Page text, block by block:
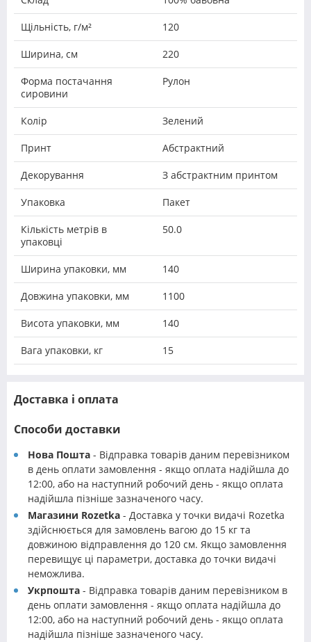
Щільність, г/м² 120
Ширина, см 220
Форма постачання
сировини
Рулон
Колір Зелений
Принт Абстрактний
Декорування З абстрактним принтом
Упаковка Пакет
Кількість метрів в
упаковці
50.0
Ширина упаковки, мм 140
Довжина упаковки, мм 1100
Висота упаковки, мм 140
Вага упаковки, кг 15
Доставка і оплата
Способи доставки
Нова Пошта - Відправка товарів даним перевізником
в день оплати замовлення - якщо оплата надійшла до
12:00, або на наступний робочий день - якщо оплата
надійшла пізніше зазначеного часу.
Магазини Rozetka - Доставка у точки видачі Rozetka
здійснюється для замовлень вагою до 15 кг та
довжиною відправлення до 120 см. Якщо замовлення
перевищує ці параметри, доставка до точки видачі
неможлива.
Укрпошта - Відправка товарів даним перевізником в
день оплати замовлення - якщо оплата надійшла до
12:00, або на наступний робочий день - якщо оплата
надійшла пізніше зазначеного часу.